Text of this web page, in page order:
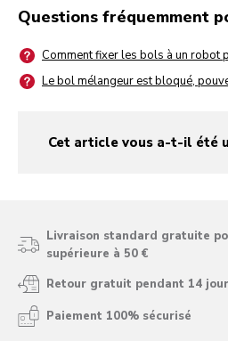
Questions fréquemment
Comment fixer les bols à un robot
Le bol mélangeur est bloqué,
Cet article vous a-t-il été
yes
no
Livraison standard gratuite
supérieure à 50 €
Retour gratuit pendant 14
Paiement 100% sécurisé